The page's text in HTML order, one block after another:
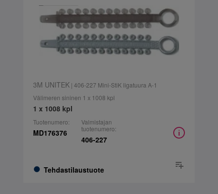
3M UNITEK| 406-227 Mini-StiK ligatuura A-1
Välimeren sininen 1 x 1008 kpl
1 x 1008 kpl
Tuotenumero:
MD176376
Tehdastilaustuote
Valmistajan
tuotenumero:
406-227